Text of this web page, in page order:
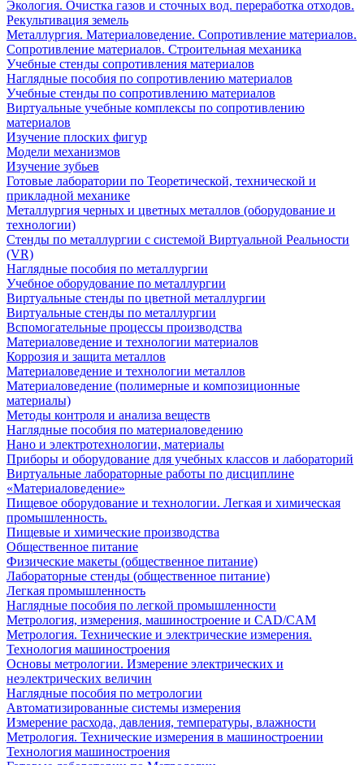
Экология. Очистка газов и сточных вод. переработка отходов.
Рекультивация земель
Металлургия. Материаловедение. Сопротивление материалов.
Сопротивление материалов. Строительная механика
Учебные стенды сопротивления материалов
Наглядные пособия по сопротивлению материалов
Учебные стенды по сопротивлению материалов
Виртуальные учебные комплексы по сопротивлению
материалов
Изучение плоских фигур
Модели механизмов
Изучение зубьев
Готовые лаборатории по Теоретической, технической и
прикладной механике
Металлургия черных и цветных металлов (оборудование и
технологии)
Cтенды по металлургии с системой Виртуальной Реальности
(VR)
Наглядные пособия по металлургии
Учебное оборудование по металлургии
Виртуальные стенды по цветной металлургии
Виртуальные стенды по металлургии
Вспомогательные процессы производства
Материаловедение и технологии материалов
Коррозия и защита металлов
Материаловедение и технологии металлов
Материаловедение (полимерные и композиционные
материалы)
Методы контроля и анализа веществ
Наглядные пособия по материаловедению
Нано и электротехнологии, материалы
Приборы и оборудование для учебных классов и лабораторий
Виртуальные лабораторные работы по дисциплине
«Материаловедение»
Пищевое оборудование и технологии. Легкая и химическая
промышленность.
Пищевые и химические производства
Общественное питание
Физические макеты (общественное питание)
Лабораторные стенды (общественное питание)
Легкая промышленность
Наглядные пособия по легкой промышленности
Метрология, измерения, машиностроение и CAD/CAM
Метрология. Технические и электрические измерения.
Технология машиностроения
Основы метрологии. Измерение электрических и
неэлектрических величин
Наглядные пособия по метрологии
Автоматизированные системы измерения
Измерение расхода, давления, температуры, влажности
Метрология. Технические измерения в машиностроении
Технология машиностроения